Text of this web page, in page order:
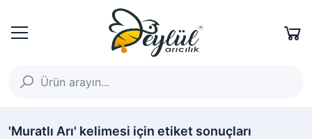
'Muratlı Arı' kelimesi için etiket sonuçları